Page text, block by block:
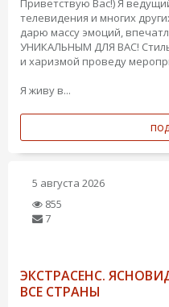
Приветствую Вас!) Я
телевидения и многих
дарю массу эмоций,
УНИКАЛЬНЫМ ДЛЯ ВАС!
и харизмой проведу
Я живу в...
5 августа 2026
855
7
ЭКСТРАСЕНС.
ВСЕ СТРАНЫ